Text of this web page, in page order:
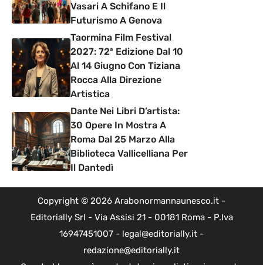
Vasari A Schifano E Il
Futurismo A Genova
Taormina Film Festival
2027: 72ª Edizione Dal 10
Al 14 Giugno Con Tiziana
Rocca Alla Direzione
Artistica
Dante Nei Libri D’artista:
30 Opere In Mostra A
Roma Dal 25 Marzo Alla
Biblioteca Vallicelliana Per
Il Dantedì
Copyright © 2026 Arabonormannaunesco.it -
Editorially Srl - Via Assisi 21 - 00181 Roma - P.Iva
16947451007 - legal@editorially.it -
redazione@editorially.it